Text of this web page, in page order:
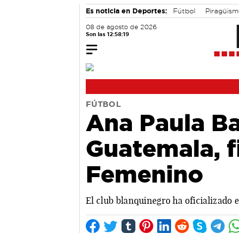
Es noticia en Deportes: Fútbol
08 de agosto de 2026
Son las 12:58:20
FÚTBOL
Ana Paula
Guatemala,
Femenino
El club blanquinegro ha oficializado